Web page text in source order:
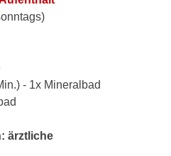
- 1x Mineralbad
ärztliche